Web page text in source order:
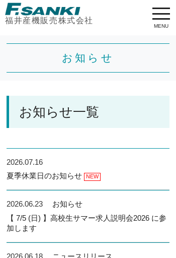
福井産機販売株式会社
MENU
お知らせ
お知らせ一覧
2026.07.16
夏季休業日のお知らせ
2026.06.23
お知らせ
【 7/5 (日) 】高校生サマー求人説明会2026 に参
加します
2026.06.18
ニュースリリース